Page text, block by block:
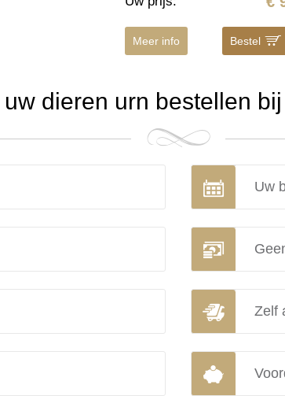
Meer info Bestel
dieren urn bestellen
Uw
Zelf